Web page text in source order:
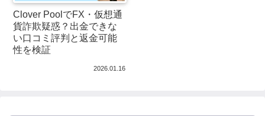
Clover PoolでFX・仮想通
貨詐欺疑惑？出金できな
い口コミ評判と返金可能
性を検証
2026.01.16